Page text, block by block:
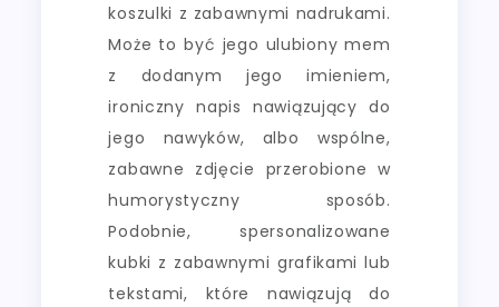
koszulki z zabawnymi nadrukami.
Może to być jego ulubiony mem
z dodanym jego imieniem,
ironiczny napis nawiązujący do
jego nawyków, albo wspólne,
zabawne zdjęcie przerobione w
humorystyczny sposób.
Podobnie, spersonalizowane
kubki z zabawnymi grafikami lub
tekstami, które nawiązują do